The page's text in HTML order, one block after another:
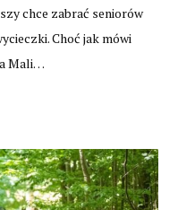
chce zabrać seniorów
Choć jak mówi
Mali…